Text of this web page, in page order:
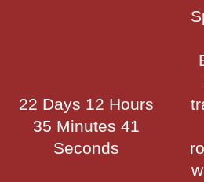
22 Days 12 Hours
35 Minutes 41
Seconds